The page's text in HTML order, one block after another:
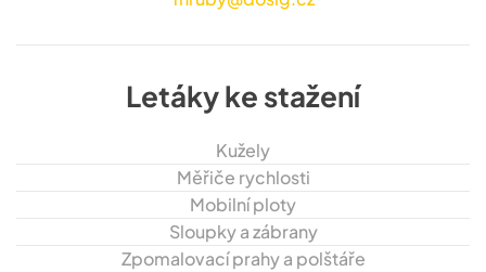
Letáky ke stažení
Kužely
Měřiče rychlosti
Mobilní ploty
Sloupky a zábrany
Zpomalovací prahy a polštáře